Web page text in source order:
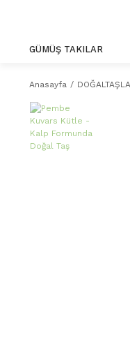
GÜMÜŞ TAKILAR
Anasayfa